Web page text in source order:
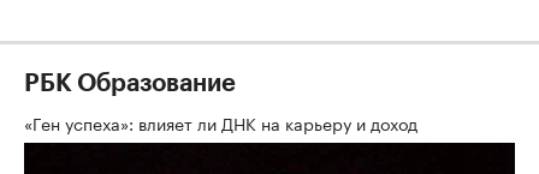
РБК Образование
«Ген успеха»: влияет ли ДНК на карьеру и доход